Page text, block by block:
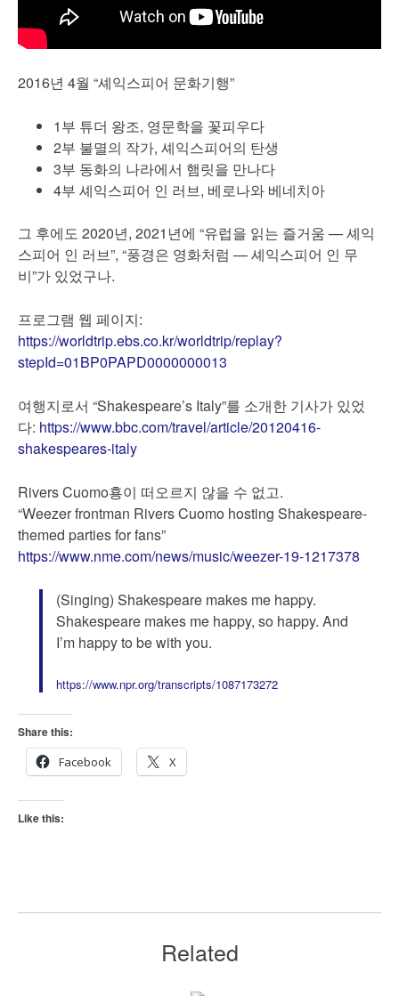
2016년 4월 “셰익스피어 문화기행”
1부 튜더 왕조, 영문학을 꽃피우다
2부 불멸의 작가, 셰익스피어의 탄생
3부 동화의 나라에서 햄릿을 만나다
4부 셰익스피어 인 러브, 베로나와 베네치아
그 후에도 2020년, 2021년에 “유럽을 읽는 즐거움 — 셰익
스피어 인 러브”, “풍경은 영화처럼 — 셰익스피어 인 무
비”가 있었구나.
프로그램 웹 페이지:
https://worldtrip.ebs.co.kr/worldtrip/replay?
stepId=01BP0PAPD0000000013
여행지로서 “Shakespeare’s Italy”를 소개한 기사가 있었
다: https://www.bbc.com/travel/article/20120416-
shakespeares-italy
Rivers Cuomo횽이 떠오르지 않을 수 없고.
“Weezer frontman Rivers Cuomo hosting Shakespeare-
themed parties for fans”
https://www.nme.com/news/music/weezer-19-1217378
(Singing) Shakespeare makes me happy.
Shakespeare makes me happy, so happy. And
I’m happy to be with you.
https://www.npr.org/transcripts/1087173272
Share this:
Facebook
X
Like this:
Related